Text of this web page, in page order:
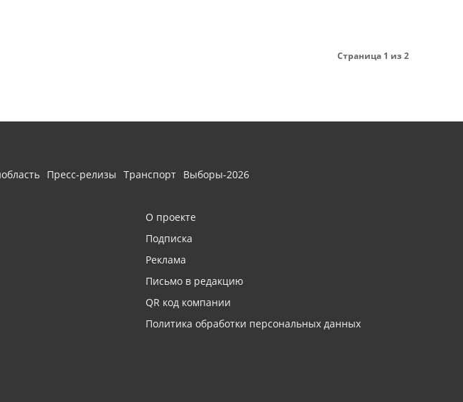
Страница 1 из 2
Пресс-релизы Транспорт Выборы-2026
О проекте
Подписка
Реклама
Письмо в редакцию
QR код компании
Политика обработки персональных данных